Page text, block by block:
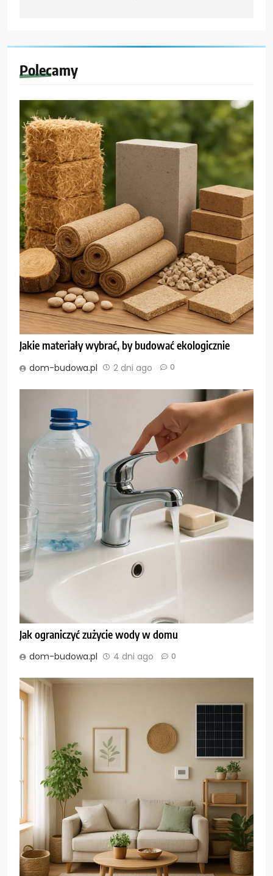
Polecamy
Jakie materiały wybrać, by budować ekologicznie
dom-budowa.pl 2 dni ago 0
Jak ograniczyć zużycie wody w domu
dom-budowa.pl 4 dni ago 0